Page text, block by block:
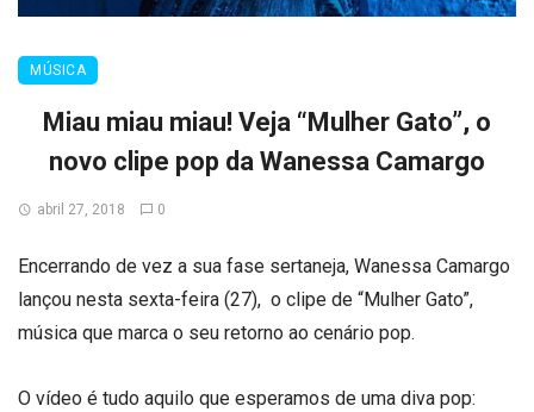
MÚSICA
Miau miau miau! Veja “Mulher Gato”, o
novo clipe pop da Wanessa Camargo
abril 27, 2018 0
Encerrando de vez a sua fase sertaneja, Wanessa Camargo
lançou nesta sexta-feira (27), o clipe de “Mulher Gato”,
música que marca o seu retorno ao cenário pop.
O vídeo é tudo aquilo que esperamos de uma diva pop: